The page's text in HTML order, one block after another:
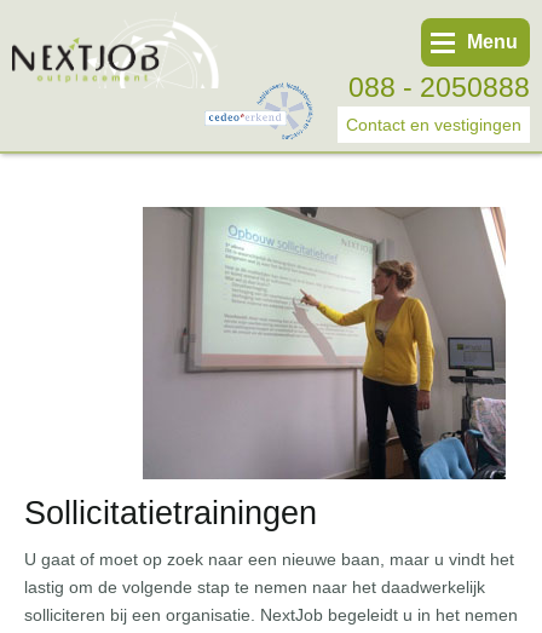
088 - 2050888
Contact en vestigingen
Menu
Tweede spoortraject
Sollicitatietrainingen
U gaat of moet op zoek naar een nieuwe baan, maar u vindt het
lastig om de volgende stap te nemen naar het daadwerkelijk
solliciteren bij een organisatie. NextJob begeleidt u in het nemen